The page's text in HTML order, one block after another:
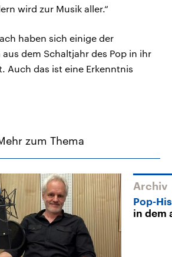
wird zur Musik aller.“
haben sich einige der
dem Schaltjahr des Pop in ihr
Auch das ist eine Erkenntnis
zum Thema
Archiv
Pop-
in dem